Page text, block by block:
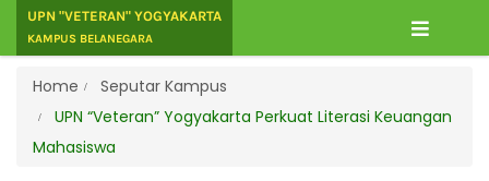
UPN "VETERAN" YOGYAKARTA
KAMPUS BELANEGARA
Home
Seputar Kampus
UPN “Veteran” Yogyakarta Perkuat Literasi Keuangan
Mahasiswa